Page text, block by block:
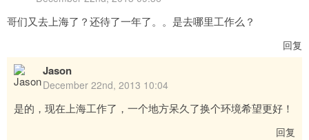
哥们又去上海了？还待了一年了。。是去哪里工作么？
回复
Jason
December 22nd, 2013 10:04
是的，现在上海工作了，一个地方呆久了换个环境希望更好！
回复